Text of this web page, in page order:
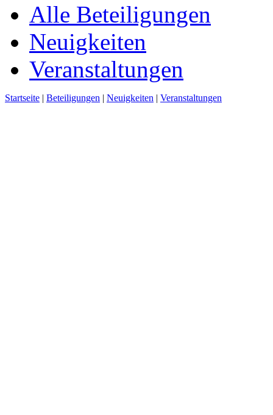
Alle Beteiligungen
Neuigkeiten
Veranstaltungen
Startseite | Beteiligungen | Neuigkeiten | Veranstaltungen